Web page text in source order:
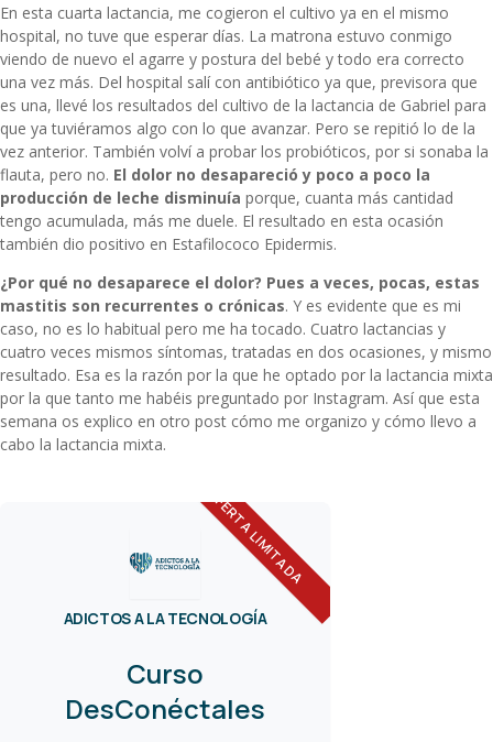
En esta cuarta lactancia, me cogieron el cultivo ya en el mismo
hospital, no tuve que esperar días. La matrona estuvo conmigo
viendo de nuevo el agarre y postura del bebé y todo era correcto
una vez más. Del hospital salí con antibiótico ya que, previsora que
es una, llevé los resultados del cultivo de la lactancia de Gabriel para
que ya tuviéramos algo con lo que avanzar. Pero se repitió lo de la
vez anterior. También volví a probar los probióticos, por si sonaba la
flauta, pero no. El dolor no desapareció y poco a poco la
producción de leche disminuía porque, cuanta más cantidad
tengo acumulada, más me duele. El resultado en esta ocasión
también dio positivo en Estafilococo Epidermis.
¿Por qué no desaparece el dolor? Pues a veces, pocas, estas
mastitis son recurrentes o crónicas. Y es evidente que es mi
caso, no es lo habitual pero me ha tocado. Cuatro lactancias y
cuatro veces mismos síntomas, tratadas en dos ocasiones, y mismo
resultado. Esa es la razón por la que he optado por la lactancia mixta
por la que tanto me habéis preguntado por Instagram. Así que esta
semana os explico en otro post cómo me organizo y cómo llevo a
cabo la lactancia mixta.
OFERTA LIMITADA
ADICTOS A LA TECNOLOGÍA
Curso
DesConéctales